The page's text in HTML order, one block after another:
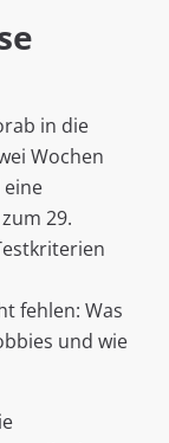
in die
Wochen
29.
fehlen: Was
und wie